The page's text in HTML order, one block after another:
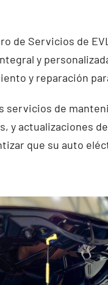
de Servicios de
y
y reparación
servicios de
y actualizaciones
que su auto